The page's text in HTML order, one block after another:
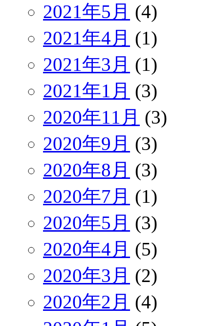
2021年5月 (4)
2021年4月 (1)
2021年3月 (1)
2021年1月 (3)
2020年11月 (3)
2020年9月 (3)
2020年8月 (3)
2020年7月 (1)
2020年5月 (3)
2020年4月 (5)
2020年3月 (2)
2020年2月 (4)